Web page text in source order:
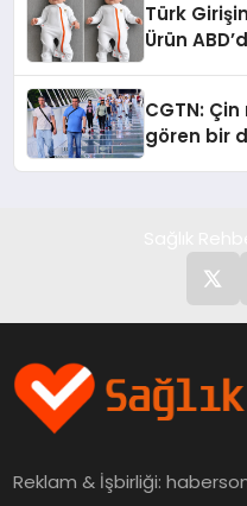
Türk
Ürün
CGTN:
gören bir
Reklam & İşbirliği: